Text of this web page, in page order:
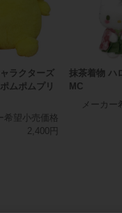
ラクターズ
ムポムプリ
希望小売価格
2,400円
抹茶着物 ハ
MC
メーカー